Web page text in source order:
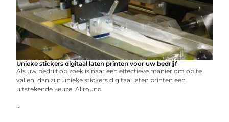
Unieke stickers digitaal laten printen voor uw bedrijf
Als uw bedrijf op zoek is naar een effectieve manier om op te
vallen, dan zijn unieke stickers digitaal laten printen een
uitstekende keuze. Allround
...